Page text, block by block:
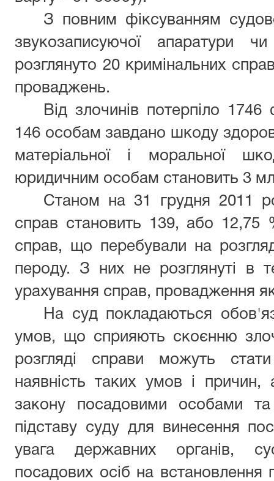
З повним фіксуванням
звукозаписуючої апаратури
розглянуто 20 кримінальних
проваджень.
Від злочинів потерпіло
146 особам завдано шкоду
матеріальної і моральної
юридичним особам становить 3
Станом на 31 грудня 2011
справ становить 139, або 12,75
справ, що перебували на
пероду. З них не розглянуті в
урахування справ, провадження
На суд покладаються
умов, що сприяють скоєнню
розгляді справи можуть
наявність таких умов і
закону посадовими особами
підставу суду для винесення
увага державних органів,
посадових осіб на встановлення